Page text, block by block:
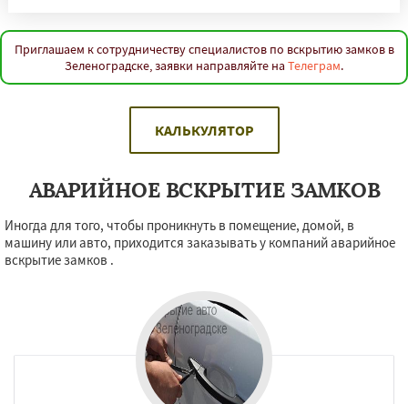
Приглашаем к сотрудничеству специалистов по вскрытию замков в
Зеленоградске, заявки направляйте на Телеграм.
КАЛЬКУЛЯТОР
АВАРИЙНОЕ ВСКРЫТИЕ ЗАМКОВ
Иногда для того, чтобы проникнуть в помещение, домой, в
машину или авто, приходится заказывать у компаний аварийное
вскрытие замков .